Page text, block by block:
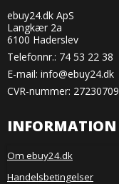
ebuy24.dk ApS
Langkær 2a
6100 Haderslev
Telefonnr.: 74 53 22 38
E-mail: info@ebuy24.dk
CVR-nummer: 27230709
INFORMATION
Om ebuy24.dk
Handelsbetingelser